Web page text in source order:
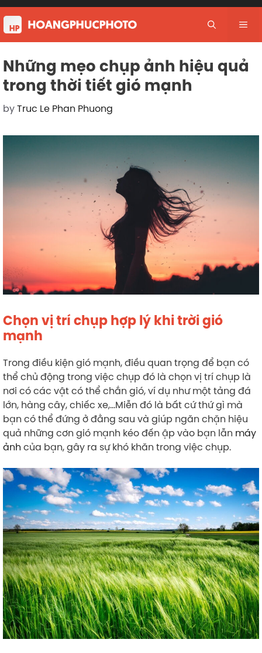
Skip
to
content
Những mẹo chụp ảnh hiệu quả
trong thời tiết gió mạnh
byTruc Le Phan Phuong
Chọn vị trí chụp hợp lý khi trời gió
mạnh
Trong điều kiện gió mạnh, điều quan trọng để bạn có
thể chủ động trong việc chụp đó là chọn vị trí chụp là
nơi có các vật có thể chắn gió, ví dụ như một tảng đá
lớn, hàng cây, chiếc xe,…Miễn đó là bất cứ thứ gì mà
bạn có thể đứng ở đằng sau và giúp ngăn chặn hiệu
quả những cơn gió mạnh kéo đến ập vào bạn lẫn máy
ảnh của bạn, gây ra sự khó khăn trong việc chụp.